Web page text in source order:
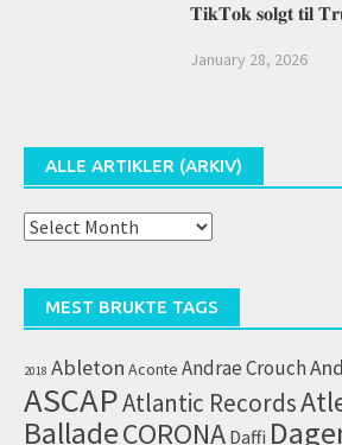
𝐓𝐢𝐤𝐓𝐨𝐤 𝐬𝐨𝐥𝐠𝐭 𝐭𝐢𝐥
January 28, 2026
ALLE ARTIKLER (ARKIV)
Alle
MEST BRUKTE TAGS
2018 Ableton Aconte Andrae Crouch
ASCAPAtlantic Records
BalladeCORONA Daffi